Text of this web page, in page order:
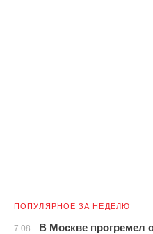
ПОПУЛЯРНОЕ ЗА НЕДЕЛЮ
7.08 В Москве